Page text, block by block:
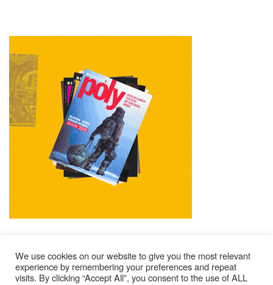
Mentions Légales Contacts Où Trouver Poly ?
We use cookies on our website to give you the most relevant
experience by remembering your preferences and repeat
visits. By clicking “Accept All”, you consent to the use of ALL